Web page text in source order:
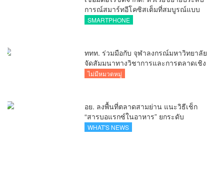
การณ์สมาร์ทอีโคซิสเต็มที่สมบูรณ์แบบ
ไร้รอยต่อ ครบ จบ ในที่เดียวที่ HUAWEI
SMARTPHONE
ททท. ร่วมมือกับ จุฬาลงกรณ์มหาวิทยาลัย
จัดสัมมนาทางวิชาการและการตลาดเชิง
รุกแนะเคล็ดลับปรับธุรกิจท่องเที่ยวไทย
ไม่มีหมวดหมู่
อย. ลงพื้นที่ตลาดสามย่าน แนะวิธีเช็ก
“สารบอแรกซ์ในอาหาร” ยกระดับ
ตลาดสดปลอดภัยเพื่อผู้บริโภค
WHAT'S NEWS